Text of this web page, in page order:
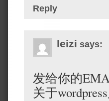
Reply
leizi says:
发给你的
关于